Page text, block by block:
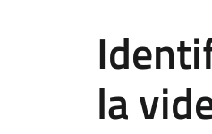
la